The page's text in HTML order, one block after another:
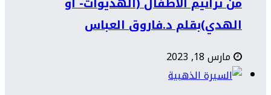
الهدي)بقلم د.فاروق العباس
مارس 18, 2023